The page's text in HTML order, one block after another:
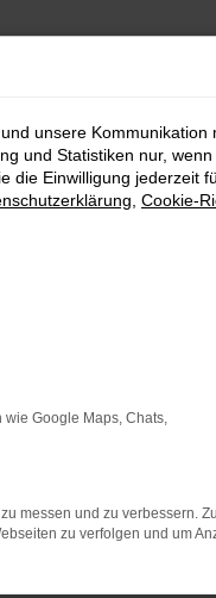
in einem anderen
nicht mehr
zu beheben. Du
unsere Kommunikation
und Statistiken nur,
die Einwilligung jederzeit
Cookie-
Google Maps, Chats,
messen und zu verbessern.
zu verfolgen und um